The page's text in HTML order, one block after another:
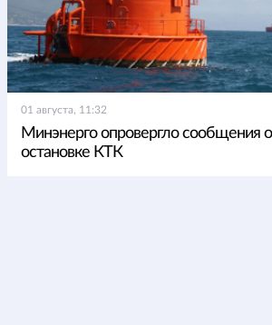
01 августа, 11:32
Минэнерго опровергло сообщения
остановке КТК